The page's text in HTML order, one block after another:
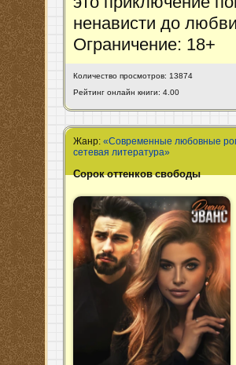
ненависти до
Ограничение: 18+
Количество просмотров: 13874
Рейтинг онлайн книги: 4.00
Жанр:«Современные любовные
сетевая литература»
Сорок оттенков свободы